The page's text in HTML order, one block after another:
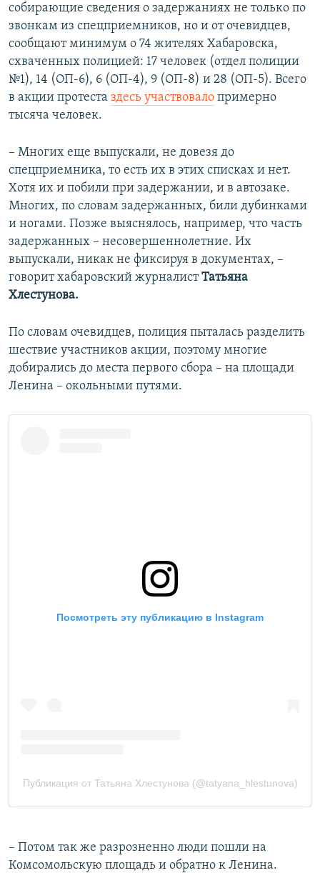
собирающие сведения о задержаниях не только по
звонкам из спецприемников, но и от очевидцев,
сообщают минимум о 74 жителях Хабаровска,
схваченных полицией: 17 человек (отдел полиции
№1), 14 (ОП-6), 6 (ОП-4), 9 (ОП-8) и 28 (ОП-5). Всего
в акции протеста здесь участвовало примерно
тысяча человек.
– Многих еще выпускали, не довезя до
спецприемника, то есть их в этих списках и нет.
Хотя их и побили при задержании, и в автозаке.
Многих, по словам задержанных, били дубинками
и ногами. Позже выяснялось, например, что часть
задержанных – несовершеннолетние. Их
выпускали, никак не фиксируя в документах, –
говорит хабаровский журналистТатьяна
Хлестунова.
По словам очевидцев, полиция пыталась разделить
шествие участников акции, поэтому многие
добирались до места первого сбора – на площади
Ленина – окольными путями.
– Потом так же разрозненно люди пошли на
Комсомольскую площадь и обратно к Ленина.